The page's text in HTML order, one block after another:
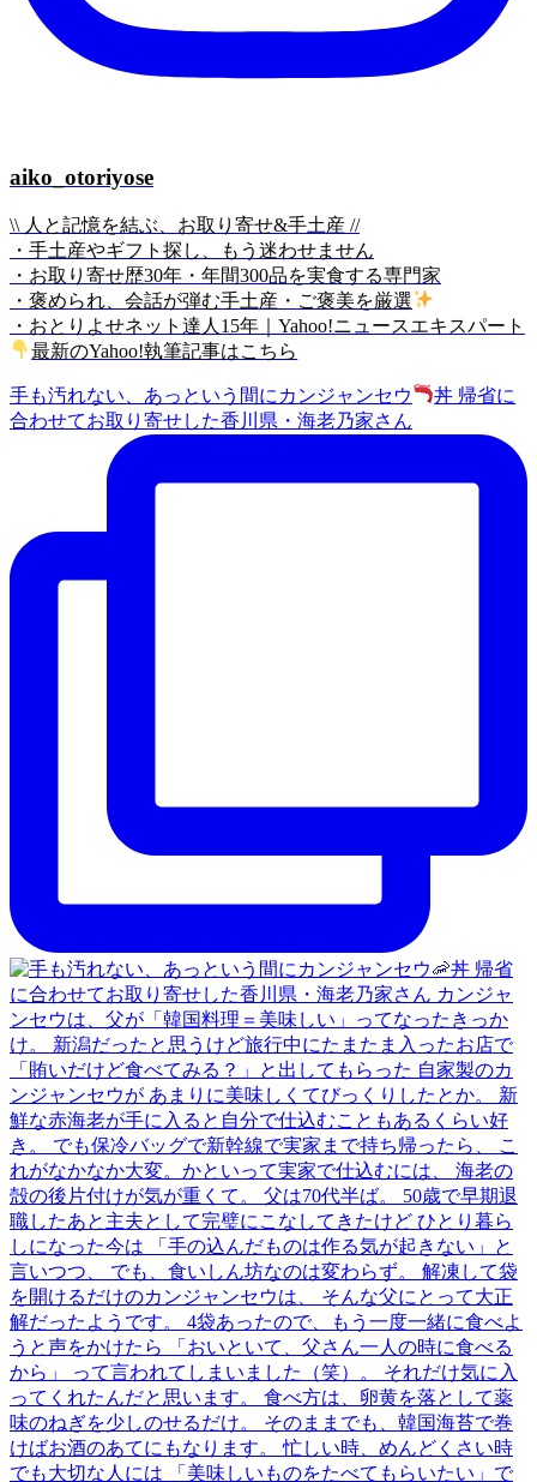
aiko_otoriyose
\\ 人と記憶を結ぶ、お取り寄せ&手土産 //
・手土産やギフト探し、もう迷わせません
・お取り寄せ歴30年・年間300品を実食する専門家
・褒められ、会話が弾む手土産・ご褒美を厳選
・おとりよせネット達人15年｜Yahoo!ニュースエキスパート
最新のYahoo!執筆記事はこちら
手も汚れない、あっという間にカンジャンセウ
丼 帰省に
合わせてお取り寄せした香川県・海老乃家さん